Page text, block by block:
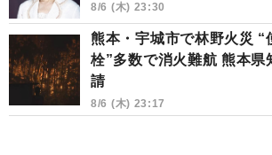
8/6 (木) 23:30
熊本・宇城市で林野火災 “
栓”多数で消火難航 熊本県
請
8/6 (木) 23:17